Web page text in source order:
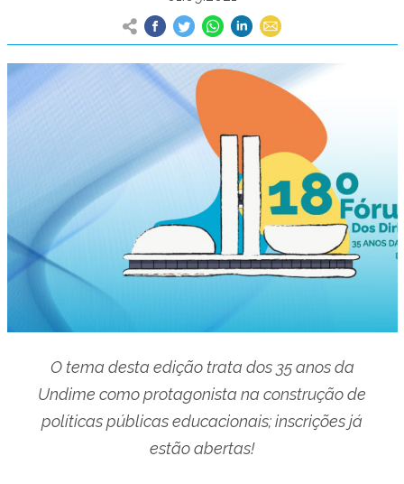
O tema desta edição trata dos 35 anos da
Undime como protagonista na construção de
políticas públicas educacionais; inscrições já
estão abertas!